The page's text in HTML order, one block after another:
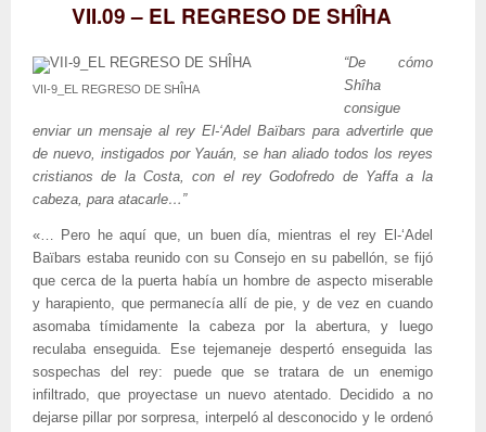
VII.09 – EL REGRESO DE SHÎHA
VII-9_EL REGRESO DE SHÎHA
“De cómo
Shîha
consigue
enviar un mensaje al rey El-‘Adel Baïbars para advertirle que
de nuevo, instigados por Yauán, se han aliado todos los reyes
cristianos de la Costa, con el rey Godofredo de Yaffa a la
cabeza, para atacarle…”
«… Pero he aquí que, un buen día, mientras el rey El-‘Adel
Baïbars estaba reunido con su Consejo en su pabellón, se fijó
que cerca de la puerta había un hombre de aspecto miserable
y harapiento, que permanecía allí de pie, y de vez en cuando
asomaba tímidamente la cabeza por la abertura, y luego
reculaba enseguida. Ese tejemaneje despertó enseguida las
sospechas del rey: puede que se tratara de un enemigo
infiltrado, que proyectase un nuevo atentado. Decidido a no
dejarse pillar por sorpresa, interpeló al desconocido y le ordenó